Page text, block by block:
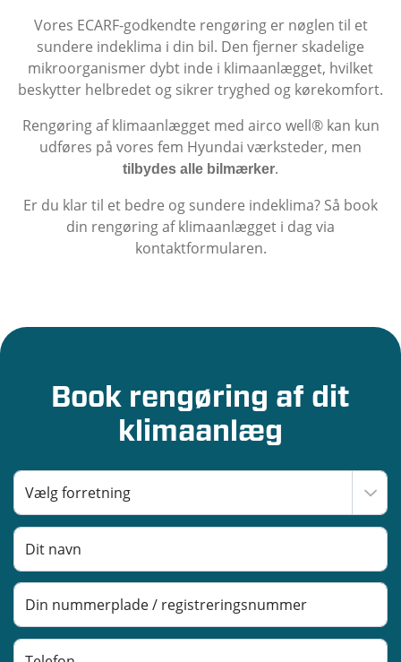
Vores ECARF-godkendte rengøring er nøglen til et
sundere indeklima i din bil. Den fjerner skadelige
mikroorganismer dybt inde i klimaanlægget, hvilket
beskytter helbredet og sikrer tryghed og kørekomfort.
Rengøring af klimaanlægget med airco well® kan kun
udføres på vores fem Hyundai værksteder, men
tilbydes alle bilmærker.
Er du klar til et bedre og sundere indeklima? Så book
din rengøring af klimaanlægget i dag via
kontaktformularen.
Book rengøring af dit
klimaanlæg